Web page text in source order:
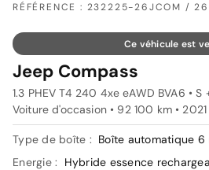
RÉFÉRENCE : 232225-26JCOM /
Ce véhicule est
Jeep Compass
1.3 PHEV T4 240 4xe eAWD BVA6 •
Voiture d'occasion • 92 100 km • 2021
Type de boîte : Boîte automatique
Energie :
Hybride essence